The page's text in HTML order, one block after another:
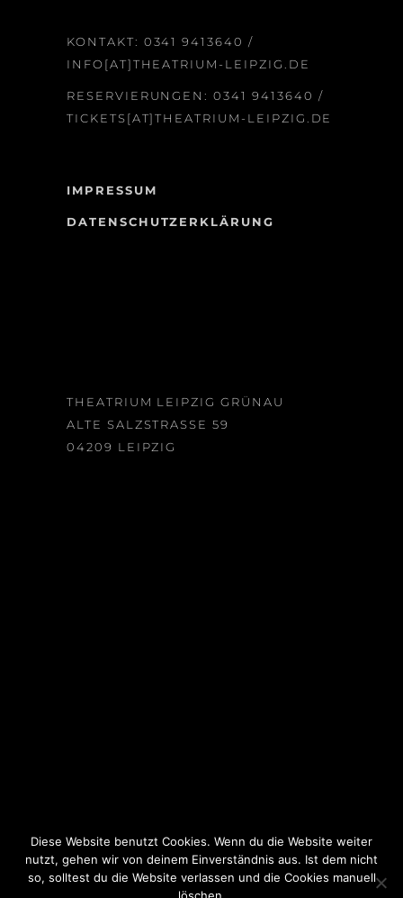
KONTAKT: 0341 9413640 /
INFO[AT]THEATRIUM-LEIPZIG.DE
RESERVIERUNGEN:0341 9413640 /
TICKETS[AT]THEATRIUM-LEIPZIG.DE
IMPRESSUM
DATENSCHUTZERKLÄRUNG
THEATRIUM LEIPZIG GRÜNAU
ALTE SALZSTRASSE 59
04209 LEIPZIG
Diese Website benutzt Cookies. Wenn du die Website weiter
nutzt, gehen wir von deinem Einverständnis aus. Ist dem nicht
so, solltest du die Website verlassen und die Cookies manuell